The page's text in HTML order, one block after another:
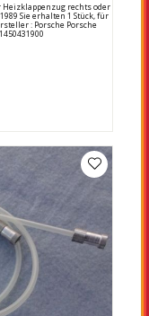
rechts oder
Sie erhalten 1 Stück, für
: Porsche Porsche